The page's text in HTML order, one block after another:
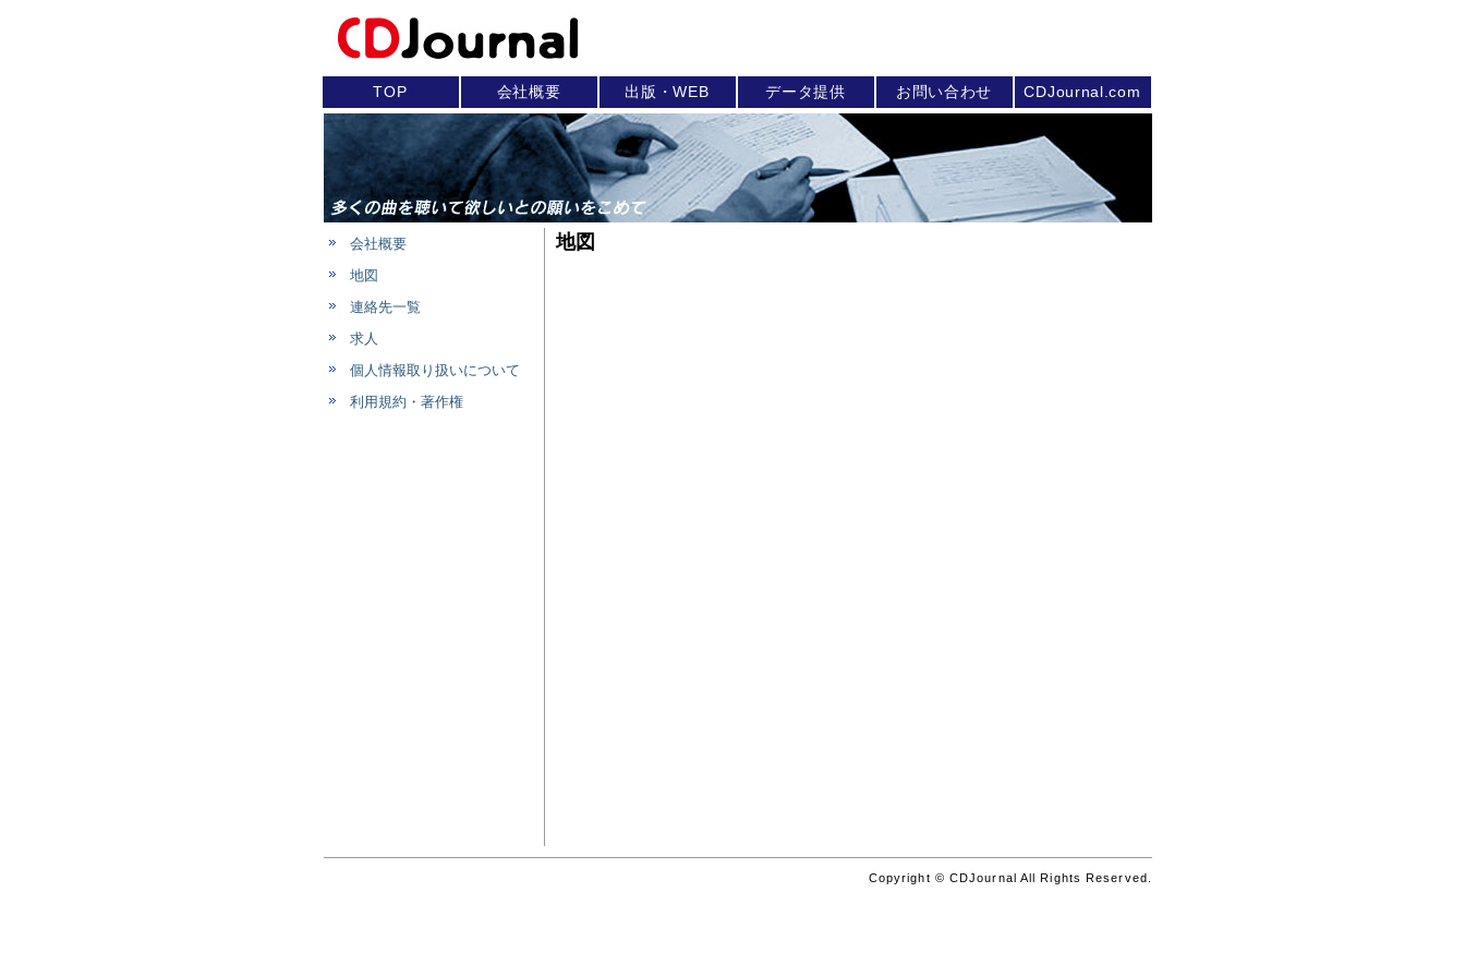
TOP 会社概要 出版・WEB データ提供 お問い合わせ CDJournal.com
会社概要
地図
連絡先一覧
求人
個人情報取り扱いについて
利用規約・著作権
地図
Copyright © CDJournal All Rights Reserved.